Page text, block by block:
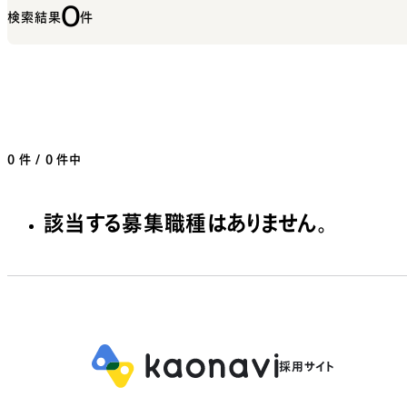
検索結果0件
0 件 / 0 件中
該当する募集職種はありません。